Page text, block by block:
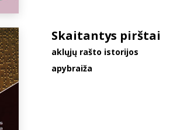
Skaitantys pirštai
aklųjų rašto istorijos
apybraiža